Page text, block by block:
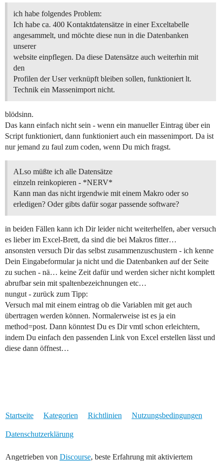
ich habe folgendes Problem:
Ich habe ca. 400 Kontaktdatensätze in einer Exceltabelle
angesammelt, und möchte diese nun in die Datenbanken
unserer
website einpflegen. Da diese Datensätze auch weiterhin mit
den
Profilen der User verknüpft bleiben sollen, funktioniert lt.
Technik ein Massenimport nicht.
blödsinn.
Das kann einfach nicht sein - wenn ein manueller Eintrag über ein
Script funktioniert, dann funktioniert auch ein massenimport. Da ist
nur jemand zu faul zum coden, wenn Du mich fragst.
ALso müßte ich alle Datensätze
einzeln reinkopieren - *NERV*
Kann man das nicht irgendwie mit einem Makro oder so
erledigen? Oder gibts dafür sogar passende software?
in beiden Fällen kann ich Dir leider nicht weiterhelfen, aber versuch
es lieber im Excel-Brett, da sind die bei Makros fitter…
ansonsten versuch Dir das selbst zusammenzuschustern - ich kenne
Dein Eingabeformular ja nicht und die Datenbanken auf der Seite
zu suchen - nä… keine Zeit dafür und werden sicher nicht komplett
abrufbar sein mit spaltenbezeichnungen etc…
nungut - zurück zum Tipp:
Versuch mal mit einem eintrag ob die Variablen mit get auch
übertragen werden können. Normalerweise ist es ja ein
method=post. Dann könntest Du es Dir vmtl schon erleichtern,
indem Du einfach den passenden Link von Excel erstellen lässt und
diese dann öffnest…
Startseite Kategorien Richtlinien Nutzungsbedingungen
Datenschutzerklärung
Angetrieben von Discourse, beste Erfahrung mit aktiviertem